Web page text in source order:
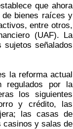
que ahora
bienes raíces y
entre otros,
(UAF). La
señalados
la reforma actual
regulados por la
los siguientes
y crédito, las
las casas de
casinos y salas de